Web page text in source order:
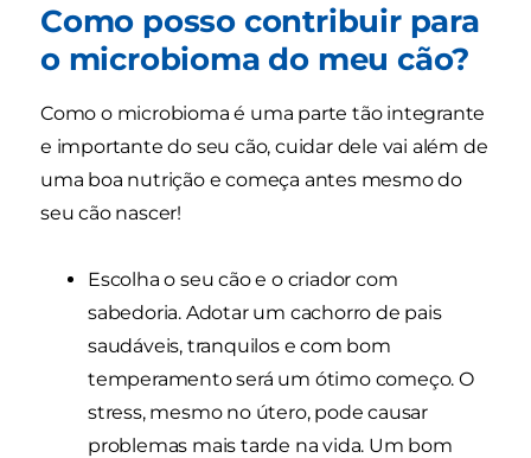
Como posso contribuir para
o microbioma do meu cão?
Como o microbioma é uma parte tão integrante
e importante do seu cão, cuidar dele vai além de
uma boa nutrição e começa antes mesmo do
seu cão nascer!
Escolha o seu cão e o criador com
sabedoria. Adotar um cachorro de pais
saudáveis, tranquilos e com bom
temperamento será um ótimo começo. O
stress, mesmo no útero, pode causar
problemas mais tarde na vida. Um bom